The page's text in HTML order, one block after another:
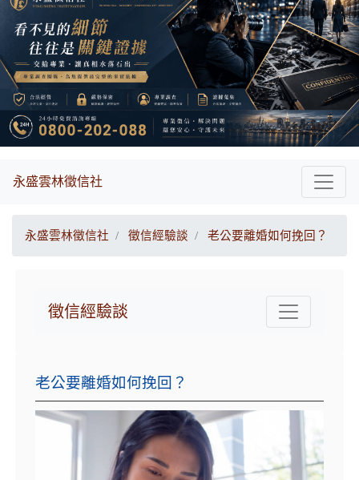
永盛雲林徵信社
永盛雲林徵信社 徵信經驗談 老公要離婚如何挽回？
徵信經驗談
老公要離婚如何挽回？